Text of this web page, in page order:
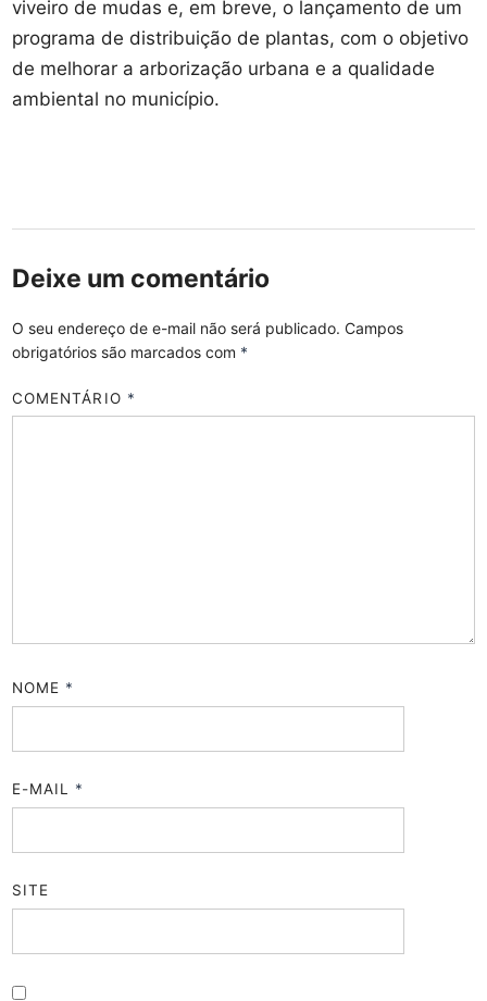
viveiro de mudas e, em breve, o lançamento de um
programa de distribuição de plantas, com o objetivo
de melhorar a arborização urbana e a qualidade
ambiental no município.
Deixe um comentário
O seu endereço de e-mail não será publicado. Campos
obrigatórios são marcados com *
COMENTÁRIO *
NOME *
E-MAIL *
SITE